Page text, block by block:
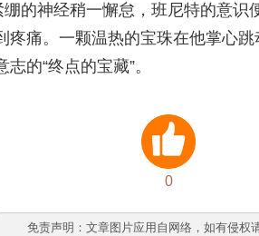
神经稍一懈怠，班尼特的意识
痛。一颗温热的宝珠在他掌心
的“终点的宝藏”。
0
免责声明：文章图片应用自网络，如有侵权